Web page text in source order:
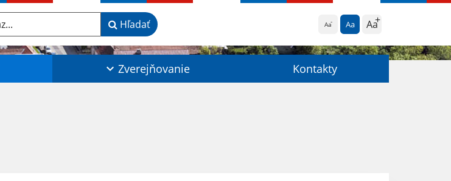
Aa Aa Aa
Hľadať
Zverejňovanie Kontakty